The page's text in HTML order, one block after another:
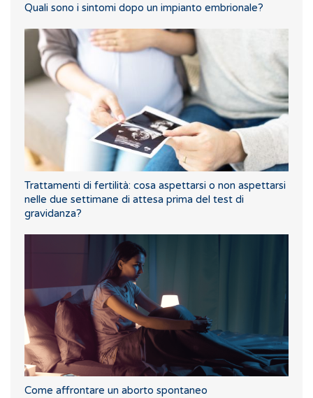
Quali sono i sintomi dopo un impianto embrionale?
Trattamenti di fertilità: cosa aspettarsi o non aspettarsi
nelle due settimane di attesa prima del test di
gravidanza?
Come affrontare un aborto spontaneo